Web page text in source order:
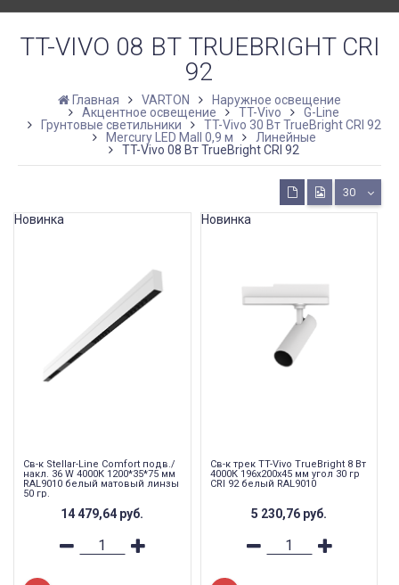
TT-VIVO 08 ВТ TRUEBRIGHT CRI
92
Главная VARTON
Наружное освещение
Акцентное освещение
TT-Vivo
G-Line
Грунтовые светильники
TT-Vivo 30 Вт TrueBright CRI 92
Mercury LED Mall 0,9 м
Линейные
TT-Vivo 08 Вт TrueBright CRI 92
30
Св-к Stellar-Line Сomfort подв./
накл. 36 W 4000К 1200*35*75 мм
RAL9010 белый матовый линзы
50 гр.
14 479,64 руб.
Новинка
Св-к трек TT-Vivo TrueBright 8 Вт
4000К 196x200x45 мм угол 30 гр
CRI 92 белый RAL9010
5 230,76 руб.
Новинка